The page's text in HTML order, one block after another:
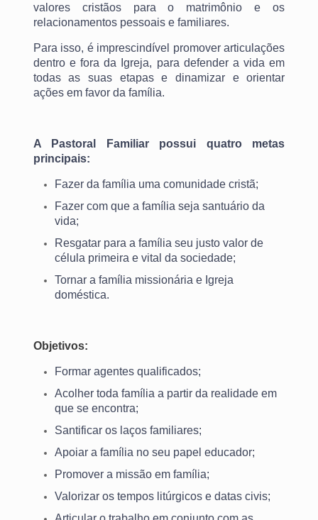
valores cristãos para o matrimônio e os
relacionamentos pessoais e familiares.
Para isso, é imprescindível promover articulações
dentro e fora da Igreja, para defender a vida em
todas as suas etapas e dinamizar e orientar
ações em favor da família.
A Pastoral Familiar possui quatro metas
principais:
Fazer da família uma comunidade cristã;
Fazer com que a família seja santuário da
vida;
Resgatar para a família seu justo valor de
célula primeira e vital da sociedade;
Tornar a família missionária e Igreja
doméstica.
Objetivos:
Formar agentes qualificados;
Acolher toda família a partir da realidade em
que se encontra;
Santificar os laços familiares;
Apoiar a família no seu papel educador;
Promover a missão em família;
Valorizar os tempos litúrgicos e datas civis;